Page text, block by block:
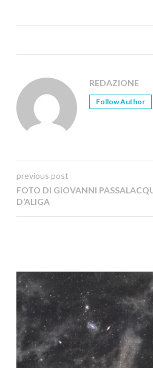
REDAZIONE
Follow Author
previous post
FOTO DI GIOVANNI
D’ALIGA